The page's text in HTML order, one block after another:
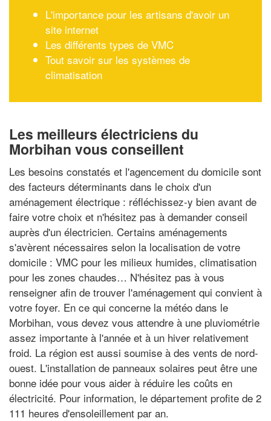
L'importance pour les artisans d'avoir un
site internet
Les différents types de VMC
Tout savoir sur les systèmes de
climatisation
Les meilleurs électriciens du
Morbihan vous conseillent
Les besoins constatés et l'agencement du domicile sont
des facteurs déterminants dans le choix d'un
aménagement électrique : réfléchissez-y bien avant de
faire votre choix et n'hésitez pas à demander conseil
auprès d'un électricien. Certains aménagements
s'avèrent nécessaires selon la localisation de votre
domicile : VMC pour les milieux humides, climatisation
pour les zones chaudes… N'hésitez pas à vous
renseigner afin de trouver l'aménagement qui convient à
votre foyer. En ce qui concerne la météo dans le
Morbihan, vous devez vous attendre à une pluviométrie
assez importante à l'année et à un hiver relativement
froid. La région est aussi soumise à des vents de nord-
ouest. L'installation de panneaux solaires peut être une
bonne idée pour vous aider à réduire les coûts en
électricité. Pour information, le département profite de 2
111 heures d'ensoleillement par an.